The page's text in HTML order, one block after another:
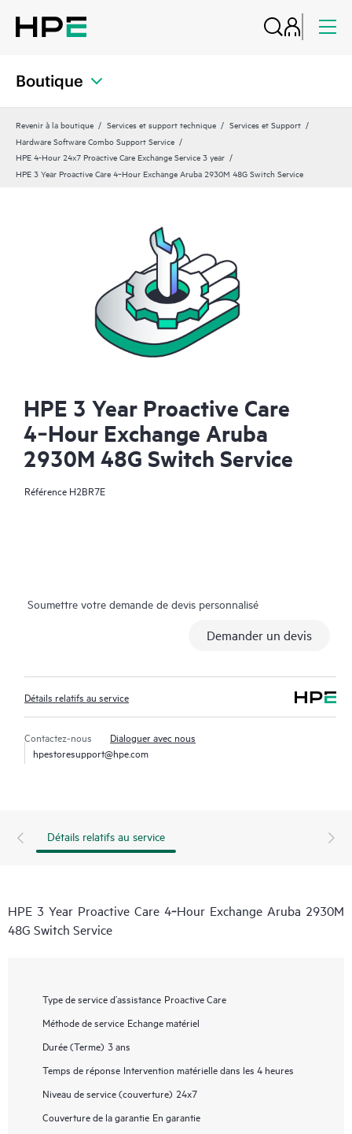
Boutique
Revenir à la boutique Services et support technique
Services et Support
Hardware Software Combo Support Service
HPE 4-Hour 24x7 Proactive Care Exchange Service 3 year
HPE 3 Year Proactive Care 4‑Hour Exchange Aruba 2930M 48G Switch Service
HPE 3 Year Proactive Care
4‑Hour Exchange Aruba
2930M 48G Switch Service
Référence H2BR7E
Soumettre votre demande de devis personnalisé
Demander un devis
Détails relatifs au service
Contactez-nous
Dialoguer avec nous
hpestoresupport@hpe.com
Détails relatifs au service
HPE 3 Year Proactive Care 4‑Hour Exchange Aruba 2930M
48G Switch Service
Type de service d’assistance Proactive Care
Méthode de service Echange matériel
Durée (Terme) 3 ans
Temps de réponse Intervention matérielle dans les 4 heures
Niveau de service (couverture) 24x7
Couverture de la garantie En garantie